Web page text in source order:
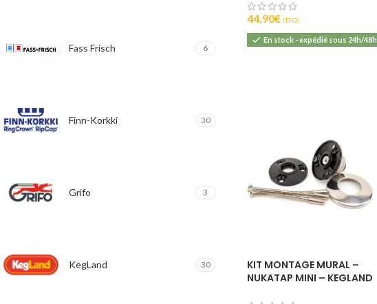
Fass Frisch 6
Finn-Korkki 30
Grifo 3
KegLand 30
44,90€(T.T.C).
En stock - expédié sous 24h/48h
KIT MONTAGE MURAL –
NUKATAP MINI – KEGLAND